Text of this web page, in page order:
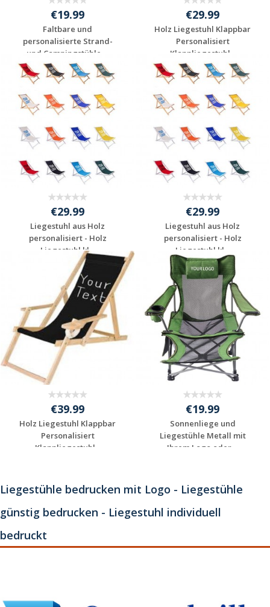
€19.99
Faltbare und
personalisierte Strand-
und Campingstühle ...
Individuelles
Angebot anfordern
€29.99
Holz Liegestuhl Klappbar
Personalisiert
Klappliegestuhl...
Individuelles
Angebot anfordern
€29.99
Liegestuhl aus Holz
personalisiert - Holz
Liegestuhl kl...
Individuelles
Angebot anfordern
€29.99
Liegestuhl aus Holz
personalisiert - Holz
Liegestuhl kl...
Individuelles
Angebot anfordern
€39.99
Holz Liegestuhl Klappbar
Personalisiert
Klappliegestuhl...
€19.99
Sonnenliege und
Liegestühle Metall mit
Ihrem Logo oder ...
Liegestühle bedrucken mit Logo - Liegestühle
günstig bedrucken - Liegestuhl individuell
bedruckt